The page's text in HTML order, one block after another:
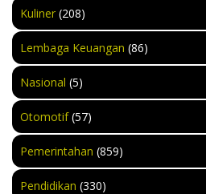
Kuliner (208)
Lembaga Keuangan (86)
Nasional (5)
Otomotif(57)
Pemerintahan (859)
Pendidikan (330)